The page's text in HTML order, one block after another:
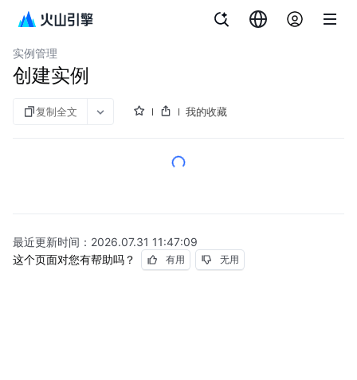
微服务引擎
实例管理
创建实例
复制全文 我的收藏
最近更新时间： 2026.07.31 11:47:09
这个页面对您有帮助吗？
有用 无用